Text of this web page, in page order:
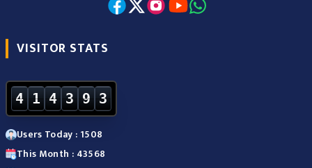
VISITOR STATS
4 1 4 3 9 3
Users Today : 1508
This Month : 43568